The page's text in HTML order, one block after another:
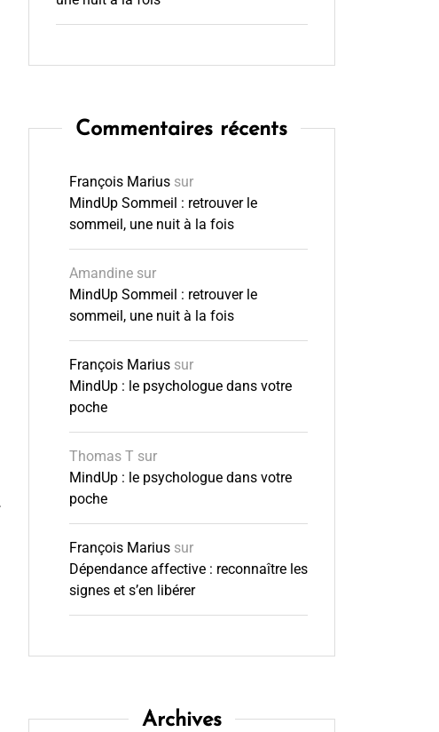
Commentaires récents
François Mariussur
MindUp Sommeil : retrouver le
sommeil, une nuit à la fois
Amandinesur
MindUp Sommeil : retrouver le
sommeil, une nuit à la fois
François Mariussur
MindUp : le psychologue dans votre
poche
Thomas T sur
MindUp : le psychologue dans votre
poche
François Mariussur
Dépendance affective : reconnaître les
signes et s’en libérer
Archives